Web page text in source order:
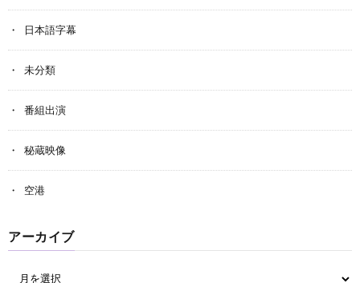
日本語字幕
未分類
番組出演
秘蔵映像
空港
アーカイブ